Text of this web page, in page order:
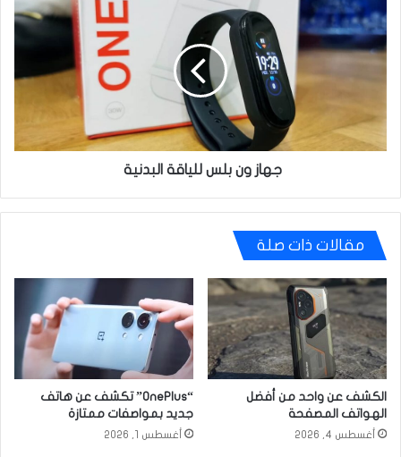
ون
بلس
للياقة
جهاز ون بلس للياقة البدنية
مقالات ذات صلة
الكشف عن واحد من أفضل
الهواتف المصفحة
أغسطس 4, 2026
“OnePlus” تكشف عن هاتف
جديد بمواصفات ممتازة
أغسطس 1, 2026